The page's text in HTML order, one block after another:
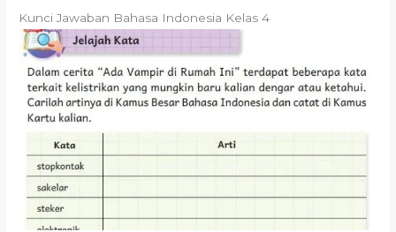
Kunci Jawaban Bahasa Indonesia Kelas 4